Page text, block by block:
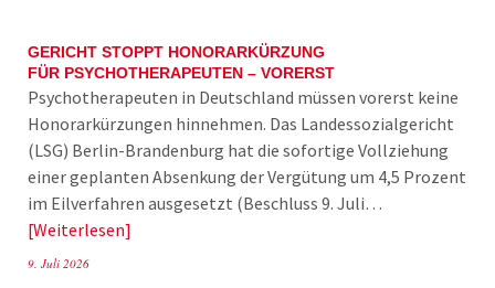
GERICHT STOPPT HONORARKÜRZUNG
FÜR PSYCHOTHERAPEUTEN – VORERST
Psychotherapeuten in Deutschland müssen vorerst keine
Honorarkürzungen hinnehmen. Das Landessozialgericht
(LSG) Berlin-Brandenburg hat die sofortige Vollziehung
einer geplanten Absenkung der Vergütung um 4,5 Prozent
im Eilverfahren ausgesetzt (Beschluss 9. Juli…
Weiterlesen
9. Juli 2026